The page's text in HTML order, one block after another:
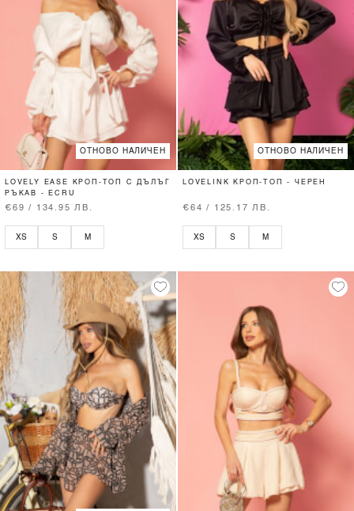
ОТНОВО НАЛИЧЕН
LOVELY EASE КРОП-ТОП С ДЪЛЪГ
РЪКАВ - ECRU
€69 / 134.95 ЛВ.
XS S M
ОТНОВО НАЛИЧЕН
LOVELINK КРОП-ТОП - ЧЕРЕН
€64 / 125.17 ЛВ.
XS S M